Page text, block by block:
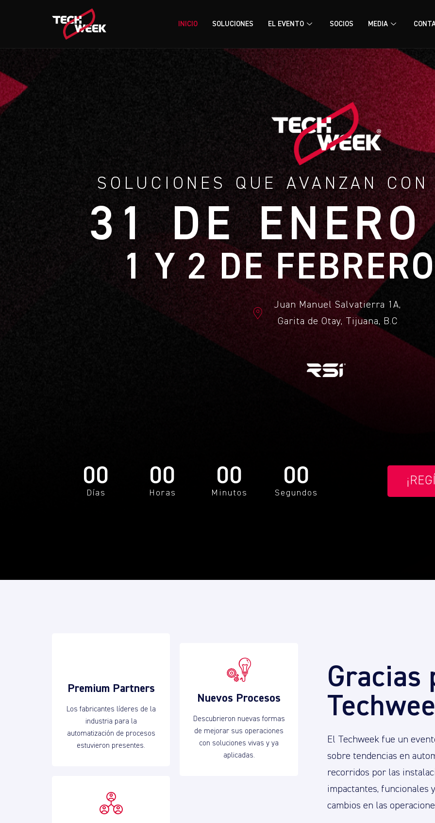
INICIO SOLUCIONES EL EVENTO SOCIOS MEDIA
SOLUCIONES QUE AVANZAN
31 DE
1 Y 2 DE
Juan Manuel Salvatierra 1A,
Garita de Otay, Tijuana, B.C
00
Días
00
Horas
00
Minutos
00
Segundos
Premium Partners
Los fabricantes líderes de la
industria para la
automatización de procesos
estuvieron presentes.
Nuevos Procesos
Descubrieron nuevas formas
de mejorar sus operaciones
con soluciones vivas y ya
aplicadas.
Gracias
El Techweek fue un
sobre tendencias en
recorridos por las
impactantes, funcionales
cambios en las